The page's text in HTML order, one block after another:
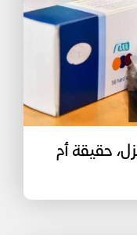
حقيقة أم